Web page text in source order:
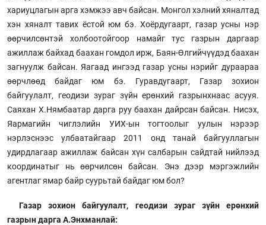
хариуцлагын арга хэмжээ авч байсан. Монгол хэлний хяналтад
хэн хяналт тавих ёстой юм бэ. Хоёрдугаарт, газар усны нэр
өөрчилсөнтэй холбоотойгоор намайг тус газрын даргаар
ажиллаж байхад баахан гомдол ирж, Баян-Өлгийчүүдэд баахан
загнуулж байсан. Яагаад ингээд газар усны нэрийг дураараа
өөрчлөөд байдаг юм бэ. Гуравдугаарт, Газар зохион
байгуулалт, геодизи зураг зүйн ерөнхий газрынхнаас асууя.
Саяхан Х.Нямбаатар дарга руу баахан дайрсан байсан. Нисэх,
Яармагийн чиглэлийн УИХ-ын тогтоолыг уулын нэрээр
нэрлэснээс улбаатайгаар 2011 онд танай байгууллагын
удирдлагаар ажиллаж байсан хүн салбарын сайдтай нийлээд
координатыг нь өөрчилсөн байсан. Энэ дээр мэргэжлийн
агентлаг ямар байр суурьтай байдаг юм бол?
Газар зохион байгуулалт, геодизи зураг зүйн ерөнхий
газрын дарга А.Энхманлай: